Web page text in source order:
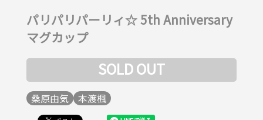
パリパリパーリィ☆ 5th Anniversary
マグカップ
SOLD OUT
桑原由気 本渡楓